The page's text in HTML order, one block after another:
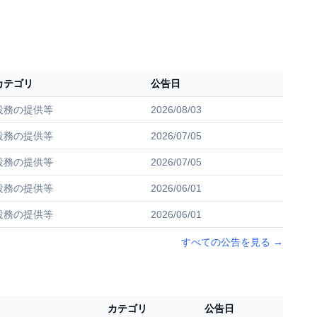
テゴリ 公告日
務の提供等 2026/08/03
務の提供等 2026/07/05
務の提供等 2026/07/05
務の提供等 2026/06/01
務の提供等 2026/06/01
すべての公告を見る →
カテゴリ 公告日